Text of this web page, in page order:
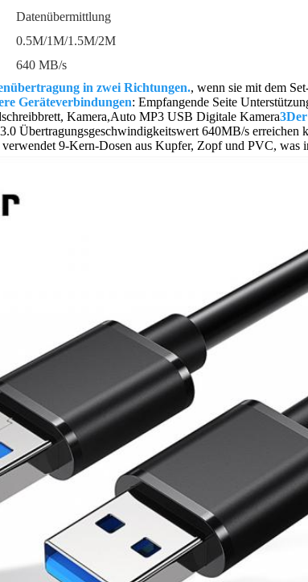
Datenübermittlung
0.5M/1M/1.5M/2M
640 MB/s
in zwei Richtungen., wenn sie mit dem
Geräteverbindungen: Empfangende Seite
Kamera,Auto MP3 USB Digitale Kamera
Übertragungsgeschwindigkeitswert 640MB/s
9-Kern-Dosen aus Kupfer, Zopf und PVC, was